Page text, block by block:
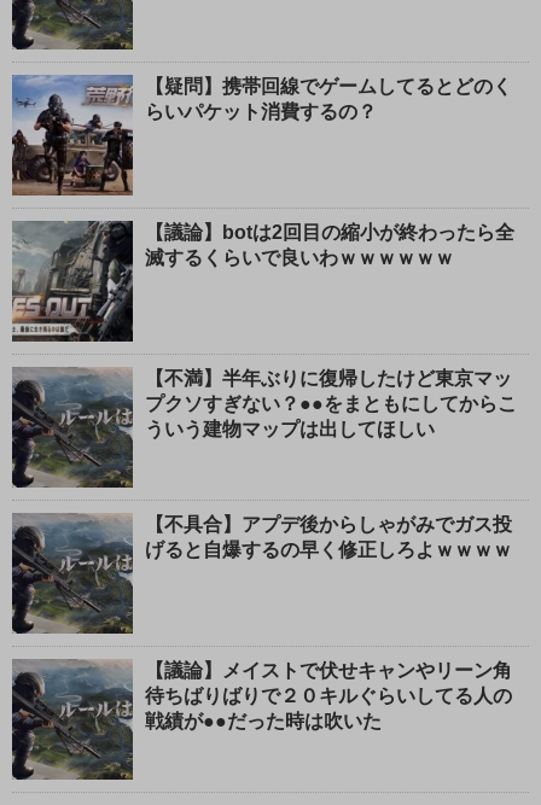
【疑問】携帯回線でゲームしてるとどのく
らいパケット消費するの？
【議論】botは2回目の縮小が終わったら全
滅するくらいで良いわｗｗｗｗｗｗ
【不満】半年ぶりに復帰したけど東京マッ
プクソすぎない？●●をまともにしてからこ
ういう建物マップは出してほしい
【不具合】アプデ後からしゃがみでガス投
げると自爆するの早く修正しろよｗｗｗｗ
【議論】メイストで伏せキャンやリーン角
待ちばりばりで２０キルぐらいしてる人の
戦績が●●だった時は吹いた